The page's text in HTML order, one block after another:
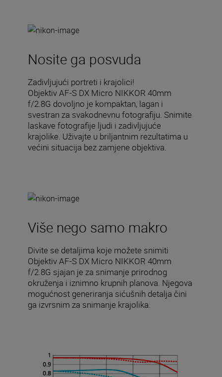
Nosite ga posvuda
Zadivljujući portreti i krajolici!
Objektiv AF-S DX Micro NIKKOR 40mm
f/2.8G dovoljno je kompaktan, lagan i
svestran za svakodnevnu fotografiju. Snimite
laskave fotografije ljudi i zadivljujuće
krajolike. Uživajte u briljantnim rezultatima u
većini situacija bez zamjene objektiva.
Više nego samo makro
Divite se detaljima koje možete snimiti
Objektiv AF-S DX Micro NIKKOR 40mm
f/2.8G sjajan je za snimanje prirodnog
okruženja i iznimno krupnih planova. Njegova
mogućnost generiranja sićušnih detalja čini
ga izvrsnim za snimanje krajolika.